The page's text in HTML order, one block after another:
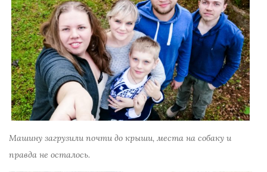
Машину загрузили почти до крыши, места на собаку и
правда не осталось.